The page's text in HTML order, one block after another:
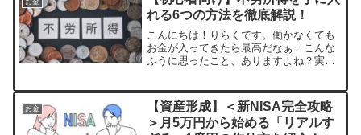
税対策につながります。 ...
れる6つの方法を徹底解説！
こんにちは！りらくです。働かなくても
お金が入ってきたら最高だなぁ…こんな
ふうに思ったこと、ありますよね？実
みなんです。もちろん、完全に「何もし
なくてもお金が入る」という...
お金
【資産形成】＜新NISA完全攻略
＞月5万円から始める「リアルす